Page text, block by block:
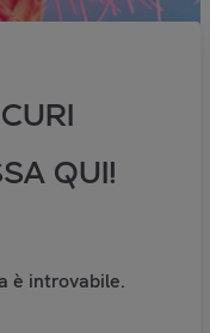
QUI!
è introvabile.